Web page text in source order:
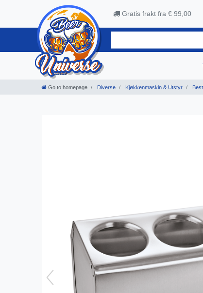
Gratis frakt fra € 99,00
Go to homepage Diverse Kjøkkenmaskin & Utstyr